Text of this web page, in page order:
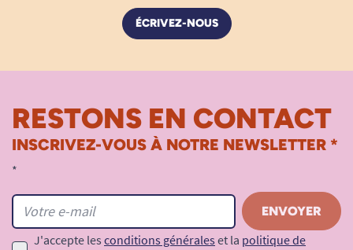
ÉCRIVEZ-NOUS
RESTONS EN CONTACT
INSCRIVEZ-VOUS À NOTRE NEWSLETTER *
*
J'accepte les conditions générales et la politique de